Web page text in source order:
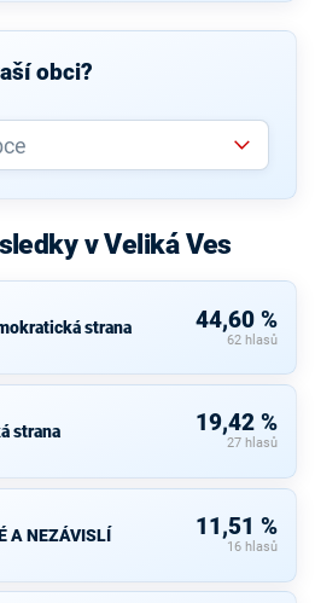
obci?
v Veliká Ves
strana 44,60 %
62 hlasů
strana 19,42 %
27 hlasů
A NEZÁVISLÍ 11,51 %
16 hlasů